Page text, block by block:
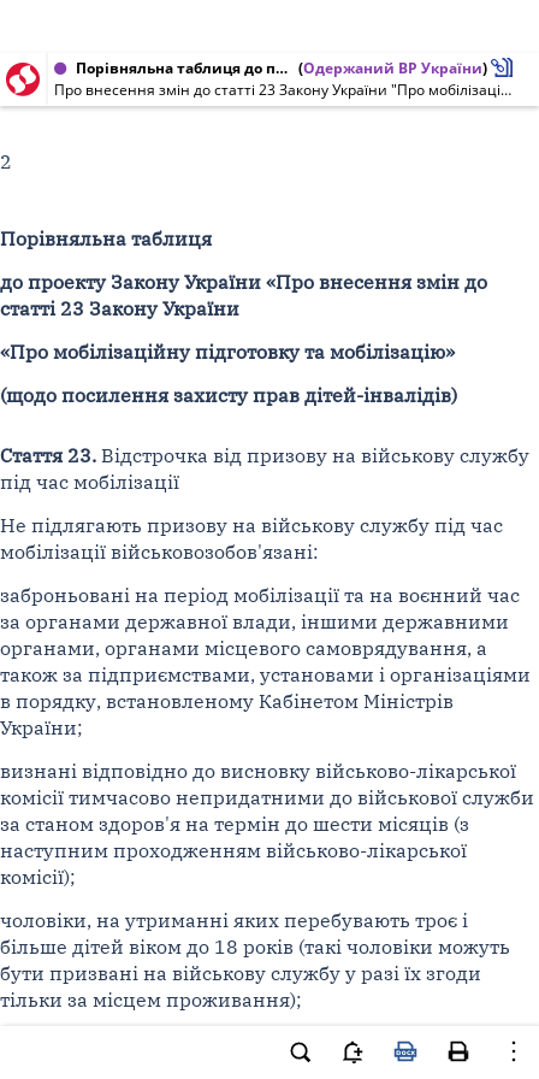
Порівняльна таблиця до проекту Закону України від 03.02.2015 № 2011 (Одержаний ВР України)
Про внесення змін до статті 23 Закону України "Про мобілізаційну підготовку та мобілізацію" (щодо посилення захисту прав дітей-інвалідів)